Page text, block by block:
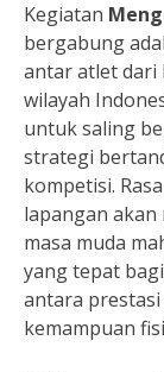
Kegiatan
bergabung
antar atlet dari
wilayah
untuk saling
strategi
kompetisi.
lapangan
masa muda
yang tepat
antara
kemampuan